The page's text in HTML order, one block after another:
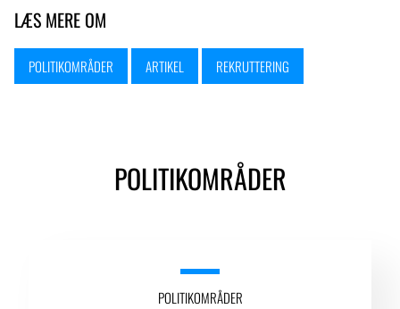
LÆS MERE OM
POLITIKOMRÅDER ARTIKEL REKRUTTERING
POLITIKOMRÅDER
POLITIKOMRÅDER